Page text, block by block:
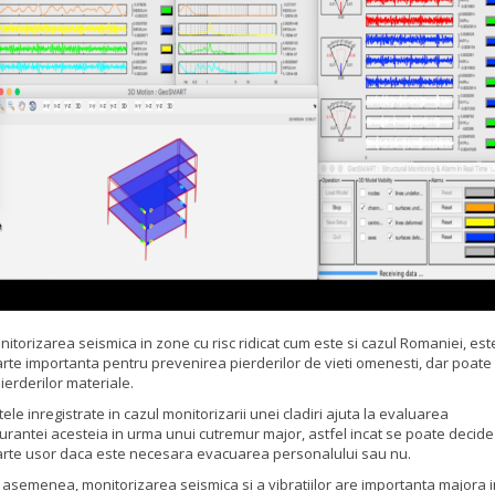
seismica in zone cu risc ridicat cum este si cazul Romaniei,
importanta pentru prevenirea pierderilor de vieti omenesti, dar poate
materiale.
inregistrate in cazul monitorizarii unei cladiri ajuta la evaluarea
acesteia in urma unui cutremur major, astfel incat se poate decide
usor daca este necesara evacuarea personalului sau nu.
asemenea, monitorizarea seismica si a vibratiilor are importanta majora